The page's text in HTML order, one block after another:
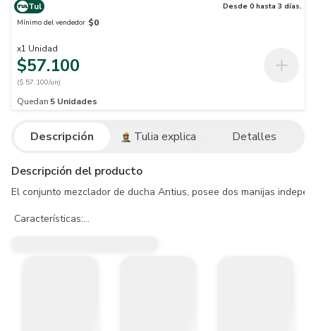
Tul
Desde 0 hasta 3 días.
Mínimo del vendedor $0
x1 Unidad
$57.100
($ 57.100/un)
Quedan 5 Unidades
Descripción Tulia explica Detalles
Descripción del producto
El conjunto mezclador de ducha Antius, posee dos manijas
Características: